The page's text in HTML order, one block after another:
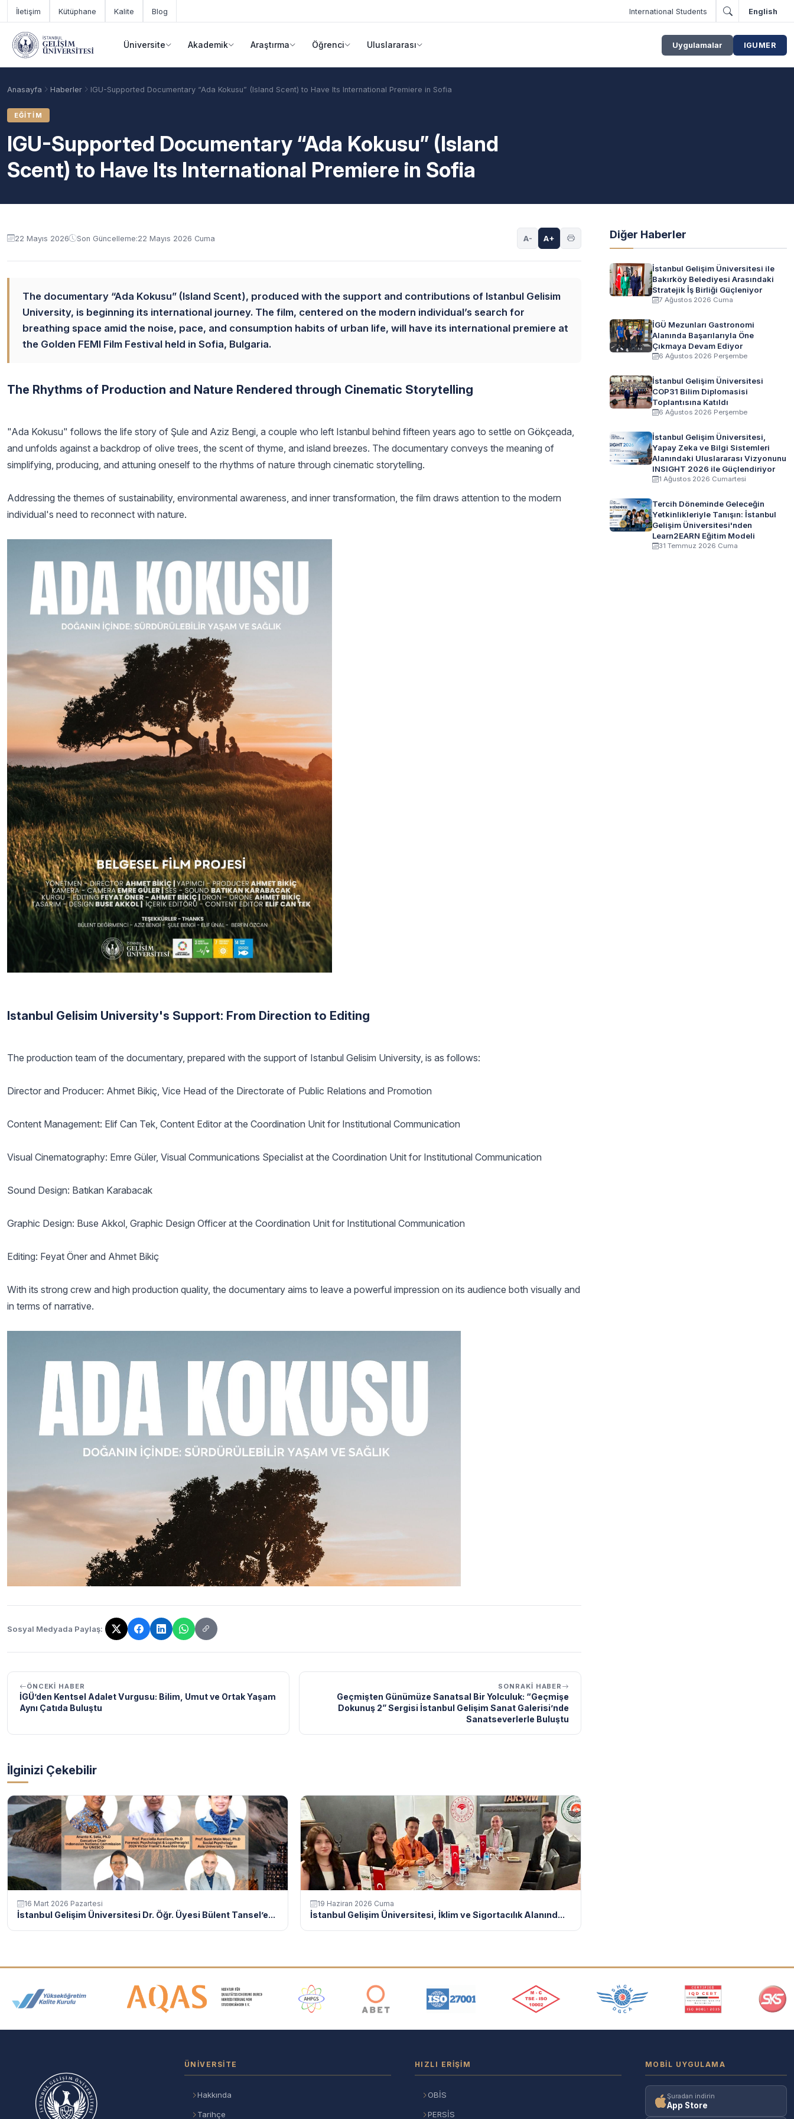
Ana içeriğe geç
İletişim Kütüphane Kalite Blog International Students English
Üniversite Akademik Araştırma Öğrenci Uluslararası Uygulamalar IGUMER
Anasayfa Haberler IGU-Supported Documentary “Ada Kokusu” (Island Scent) to Have Its International Premiere in Sofia
EĞITIM
IGU-Supported Documentary “Ada Kokusu” (Island
Scent) to Have Its International Premiere in Sofia
22 Mayıs 2026 Son Güncelleme:22 Mayıs 2026 Cuma A- A+
The documentary “Ada Kokusu” (Island Scent), produced with the support and contributions of Istanbul Gelisim
University, is beginning its international journey. The film, centered on the modern individual’s search for
breathing space amid the noise, pace, and consumption habits of urban life, will have its international premiere at
the Golden FEMI Film Festival held in Sofia, Bulgaria.
The Rhythms of Production and Nature Rendered through Cinematic Storytelling
"Ada Kokusu" follows the life story of Şule and Aziz Bengi, a couple who left Istanbul behind fifteen years ago to settle on Gökçeada,
and unfolds against a backdrop of olive trees, the scent of thyme, and island breezes. The documentary conveys the meaning of
simplifying, producing, and attuning oneself to the rhythms of nature through cinematic storytelling.
Addressing the themes of sustainability, environmental awareness, and inner transformation, the film draws attention to the modern
individual's need to reconnect with nature.
Istanbul Gelisim University's Support: From Direction to Editing
The production team of the documentary, prepared with the support of Istanbul Gelisim University, is as follows:
Director and Producer: Ahmet Bikiç, Vice Head of the Directorate of Public Relations and Promotion
Content Management: Elif Can Tek, Content Editor at the Coordination Unit for Institutional Communication
Visual Cinematography: Emre Güler, Visual Communications Specialist at the Coordination Unit for Institutional Communication
Sound Design: Batıkan Karabacak
Graphic Design: Buse Akkol, Graphic Design Officer at the Coordination Unit for Institutional Communication
Editing: Feyat Öner and Ahmet Bikiç
With its strong crew and high production quality, the documentary aims to leave a powerful impression on its audience both visually and
in terms of narrative.
Sosyal Medyada Paylaş:
Bağlantı kopyalandı!
ÖNCEKI HABER
İGÜ’den Kentsel Adalet Vurgusu: Bilim, Umut ve Ortak Yaşam
Aynı Çatıda Buluştu
SONRAKI HABER
Geçmişten Günümüze Sanatsal Bir Yolculuk: “Geçmişe
Dokunuş 2” Sergisi İstanbul Gelişim Sanat Galerisi’nde
Sanatseverlerle Buluştu
İlginizi Çekebilir
16 Mart 2026 Pazartesi
İstanbul Gelişim Üniversitesi Dr. Öğr. Üyesi Bülent Tansel’e...
19 Haziran 2026 Cuma
İstanbul Gelişim Üniversitesi, İklim ve Sigortacılık Alanınd...
Diğer Haberler
İstanbul Gelişim Üniversitesi ile
Bakırköy Belediyesi Arasındaki
Stratejik İş Birliği Güçleniyor
7 Ağustos 2026 Cuma
İGÜ Mezunları Gastronomi
Alanında Başarılarıyla Öne
Çıkmaya Devam Ediyor
6 Ağustos 2026 Perşembe
İstanbul Gelişim Üniversitesi
COP31 Bilim Diplomasisi
Toplantısına Katıldı
6 Ağustos 2026 Perşembe
İstanbul Gelişim Üniversitesi,
Yapay Zeka ve Bilgi Sistemleri
Alanındaki Uluslararası Vizyonunu
INSIGHT 2026 ile Güçlendiriyor
1 Ağustos 2026 Cumartesi
Tercih Döneminde Geleceğin
Yetkinlikleriyle Tanışın: İstanbul
Gelişim Üniversitesi'nden
Learn2EARN Eğitim Modeli
31 Temmuz 2026 Cuma
Akreditasyon ve Üyelik Logoları
ÜNIVERSITE
Hakkında
Tarihçe
HIZLI ERIŞIM
OBİS
PERSİS
MOBIL UYGULAMA
Şuradan indirin
App Store